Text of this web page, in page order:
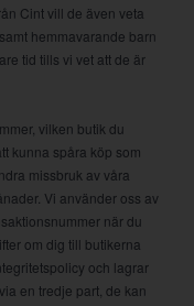
Cint vill de även veta
hemmavarande barn
tid tills vi vet att de är
vilken butik du
kunna spåra köp som
missbruk av våra
Vi använder oss av
när du
om dig till butikerna
och lagrar
en tredje part, de kan